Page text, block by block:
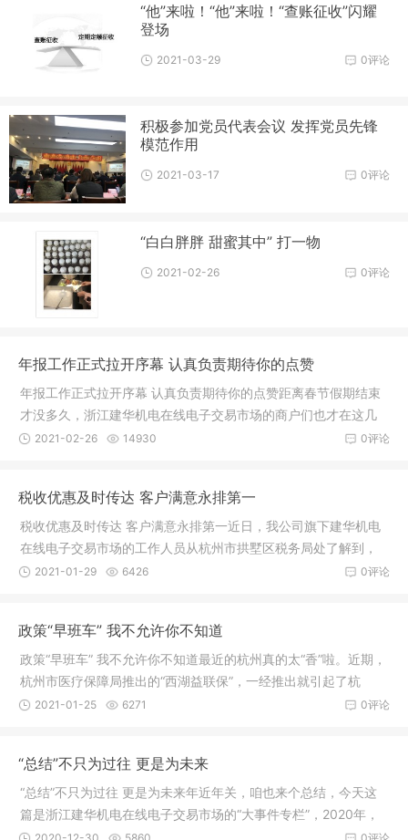
“他”来啦！“他”来啦！“查账征收”闪耀
登场
0评论
2021-03-29
积极参加党员代表会议 发挥党员先锋
模范作用
0评论
2021-03-17
“白白胖胖 甜蜜其中” 打一物
0评论
2021-02-26
年报工作正式拉开序幕 认真负责期待你的点赞
年报工作正式拉开序幕 认真负责期待你的点赞距离春节假期结束
才没多久，浙江建华机电在线电子交易市场的商户们也才在这几
日慢慢
0评论
2021-02-26 14930
税收优惠及时传达 客户满意永排第一
税收优惠及时传达 客户满意永排第一近日，我公司旗下建华机电
在线电子交易市场的工作人员从杭州市拱墅区税务局处了解到，
针对个
0评论
2021-01-29 6426
政策“早班车” 我不允许你不知道
政策“早班车” 我不允许你不知道最近的杭州真的太“香”啦。近期，
杭州市医疗保障局推出的“西湖益联保”，一经推出就引起了杭
0评论
2021-01-25 6271
“总结”不只为过往 更是为未来
“总结”不只为过往 更是为未来年近年关，咱也来个总结，今天这
篇是浙江建华机电在线电子交易市场的“大事件专栏”，2020年，
市